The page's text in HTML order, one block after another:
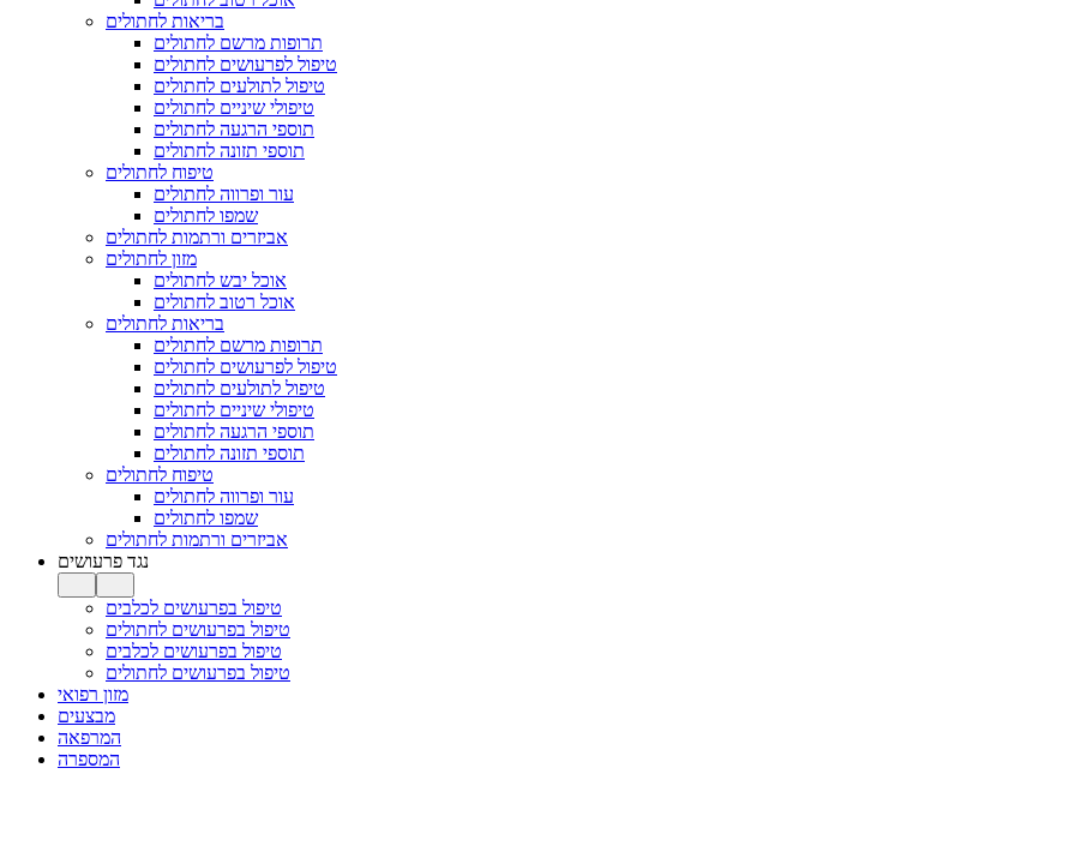
בריאות לחתולים
תרופות מרשם לחתולים
טיפול לפרעושים לחתולים
טיפול לתולעים לחתולים
טיפולי שיניים לחתולים
תוספי הרגעה לחתולים
תוספי תזונה לחתולים
טיפוח לחתולים
עור ופרווה לחתולים
שמפו לחתולים
אביזרים ורתמות לחתולים
מזון לחתולים
אוכל יבש לחתולים
אוכל רטוב לחתולים
בריאות לחתולים
תרופות מרשם לחתולים
טיפול לפרעושים לחתולים
טיפול לתולעים לחתולים
טיפולי שיניים לחתולים
תוספי הרגעה לחתולים
תוספי תזונה לחתולים
טיפוח לחתולים
עור ופרווה לחתולים
שמפו לחתולים
אביזרים ורתמות לחתולים
נגד פרעושים
טיפול בפרעושים לכלבים
טיפול בפרעושים לחתולים
טיפול בפרעושים לכלבים
טיפול בפרעושים לחתולים
מזון רפואי
מבצעים
המרפאה
המספרה